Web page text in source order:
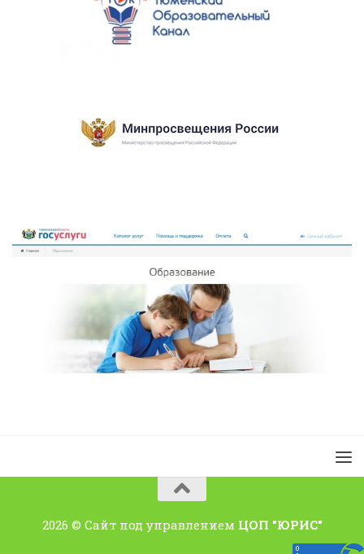
2026 © Сайт под управлением ЦОП "ЮРИС"